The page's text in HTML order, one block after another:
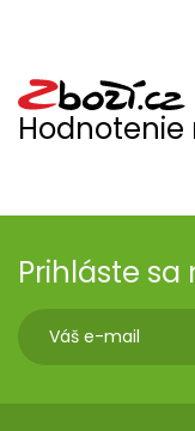
Hodnotenie
Prihláste